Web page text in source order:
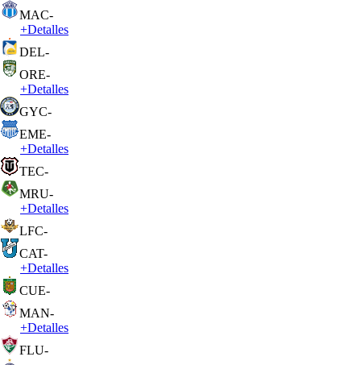
MAC-
+Detalles
DEL-
ORE-
+Detalles
GYC-
EME-
+Detalles
TEC-
MRU-
+Detalles
LFC-
CAT-
+Detalles
CUE-
MAN-
+Detalles
FLU-